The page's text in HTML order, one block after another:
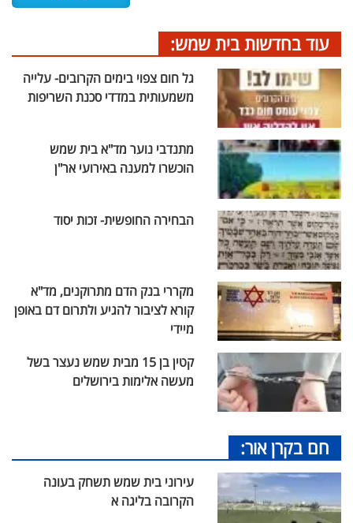
עוד בחדשות בית שמש:
גל חום צפוי בימים הקרובים- עלייה
משמעותית במדדי סכנת השריפות
מתנדבי נוער מד"א בית שמש
הוכשרו למענה באירועי אר"ן
הבחירה החופשית- זכות יסוד
מקררי בנק הדם מתרוקנים, מד"א
קורא לציבור להגיע ולתרום דם באופן
מיידי
קטין בן 15 מבית שמש נעצר בשל
מעשה אלימות בירושלים
חם בקרן אור:
עירוני בית שמש תשחק בעונה
הקרובה בליגה א